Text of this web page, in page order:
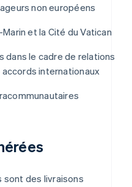
non européens
et la Cité du Vatican
le cadre de relations
internationaux
sont des livraisons